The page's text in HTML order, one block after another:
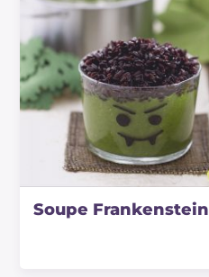
Soupe Frankenstein